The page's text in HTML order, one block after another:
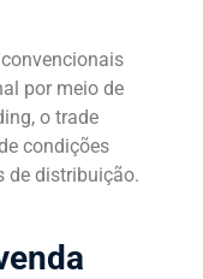
por meio de
o trade
condições
de distribuição.